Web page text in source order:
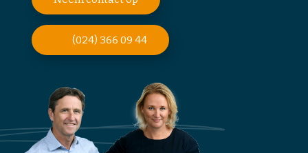
(024) 366 09 44